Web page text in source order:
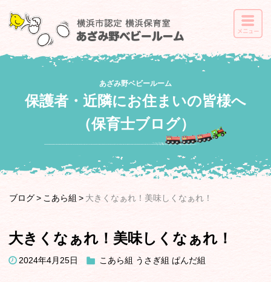
あざみ野ベビールーム
保護者・近隣にお住まいの皆様へ
（保育士ブログ）
ブログ こあら組 大きくなぁれ！美味しくなぁれ！
大きくなぁれ！美味しくなぁれ！
2024年4月25日 こあら組 うさぎ組 ぱんだ組